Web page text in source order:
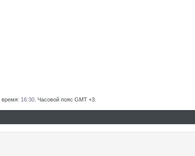
время: 16:30 . Часовой пояс GMT +3.